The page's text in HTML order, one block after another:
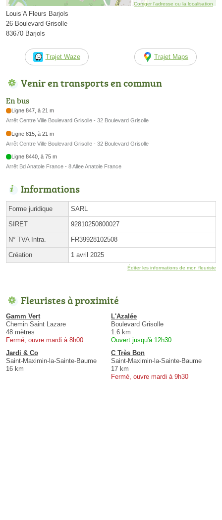
Corriger l’adresse ou la localisation
Louis’A Fleurs Barjols
26 Boulevard Grisolle
83670 Barjols
Trajet Waze Trajet Maps
Venir en transports en commun
En bus
Ligne 847, à 21 m
Arrêt Centre Ville Boulevard Grisolle - 32 Boulevard Grisolle
Ligne 815, à 21 m
Arrêt Centre Ville Boulevard Grisolle - 32 Boulevard Grisolle
Ligne 8440, à 75 m
Arrêt Bd Anatole France - 8 Allee Anatole France
Informations
Forme juridique SARL
SIRET 92810250800027
N° TVA Intra. FR39928102508
Création 1 avril 2025
Éditer les informations de mon fleuriste
Fleuristes à proximité
Gamm Vert
Chemin Saint Lazare
48 mètres
Fermé, ouvre mardi à 8h00
L'Azalée
Boulevard Grisolle
1.6 km
Ouvert jusqu'à 12h30
Jardi & Co
Saint-Maximin-la-Sainte-Baume
16 km
C Très Bon
Saint-Maximin-la-Sainte-Baume
17 km
Fermé, ouvre mardi à 9h30